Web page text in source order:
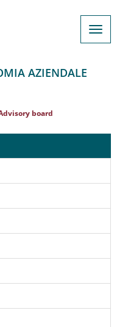
AZIENDALE
board